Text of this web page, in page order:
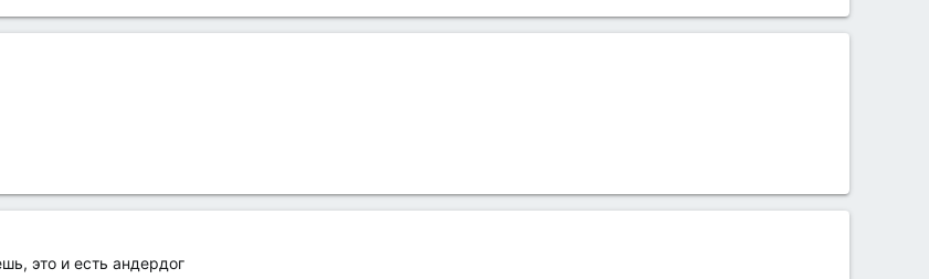
это и есть андердог